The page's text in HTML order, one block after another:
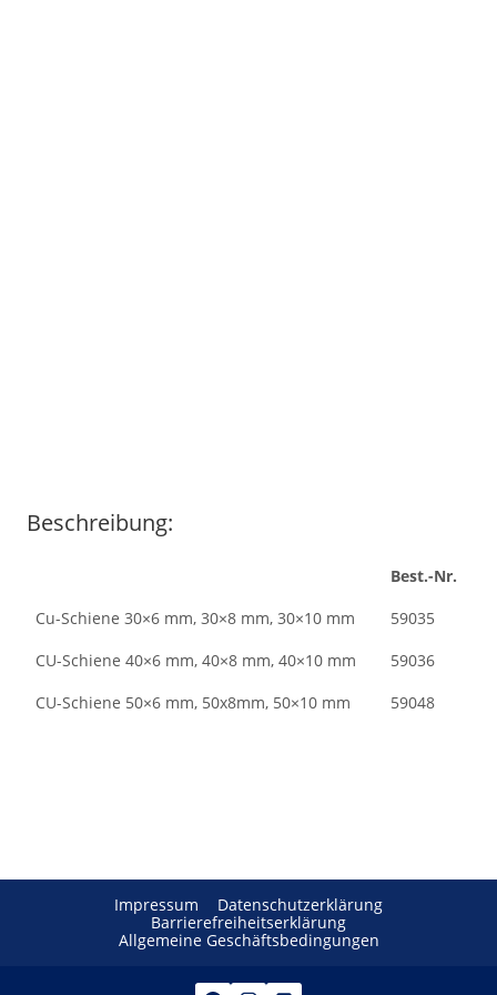
Beschreibung:
Best.-Nr.
Cu-Schiene 30×6 mm, 30×8 mm, 30×10 mm
59035
CU-Schiene 40×6 mm, 40×8 mm, 40×10 mm
59036
CU-Schiene 50×6 mm, 50x8mm, 50×10 mm
59048
Impressum
Datenschutzerklärung
Barrierefreiheitserklärung
Allgemeine Geschäftsbedingungen